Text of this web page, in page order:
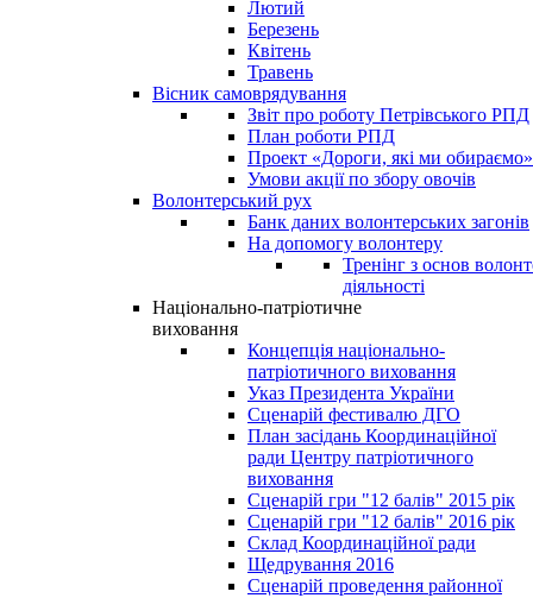
Лютий
Березень
Квітень
Травень
Вісник самоврядування
Звіт про роботу Петрівського РПД
План роботи РПД
Проект «Дороги, які ми обираємо»
Умови акції по збору овочів
Волонтерський рух
Банк даних волонтерських загонів
На допомогу волонтеру
Тренінг з основ
діяльності
Національно-патріотичне
виховання
Концепція національно-
патріотичного виховання
Указ Президента України
Сценарій фестивалю ДГО
План засідань Координаційної
ради Центру патріотичного
виховання
Сценарій гри "12 балів" 2015 рік
Сценарій гри "12 балів" 2016 рік
Склад Координаційної ради
Щедрування 2016
Сценарій проведення районної